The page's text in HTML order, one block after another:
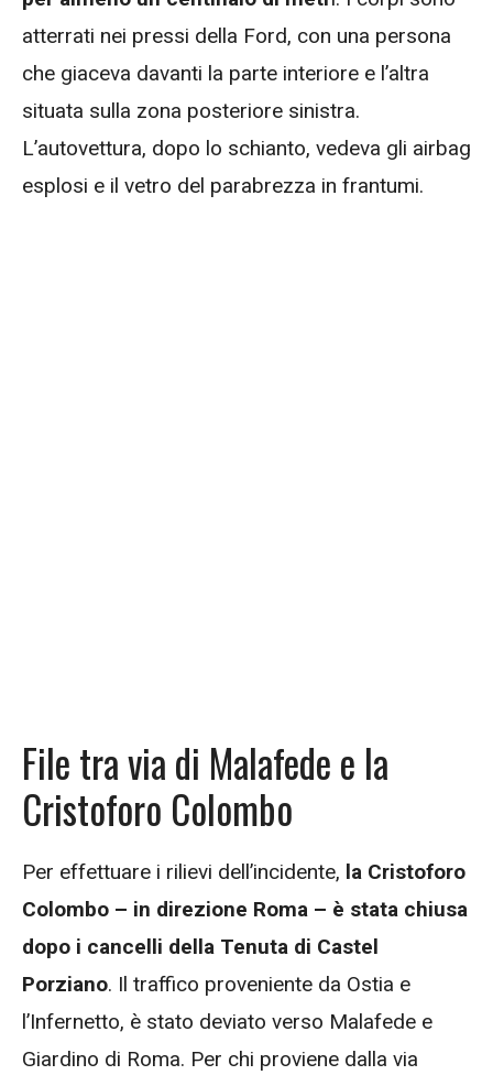
atterrati nei pressi della Ford, con una persona
che giaceva davanti la parte interiore e l’altra
situata sulla zona posteriore sinistra.
L’autovettura, dopo lo schianto, vedeva gli airbag
esplosi e il vetro del parabrezza in frantumi.
File tra via di Malafede e la
Cristoforo Colombo
Per effettuare i rilievi dell’incidente, la Cristoforo
Colombo – in direzione Roma – è stata chiusa
dopo i cancelli della Tenuta di Castel
Porziano. Il traffico proveniente da Ostia e
l’Infernetto, è stato deviato verso Malafede e
Giardino di Roma. Per chi proviene dalla via